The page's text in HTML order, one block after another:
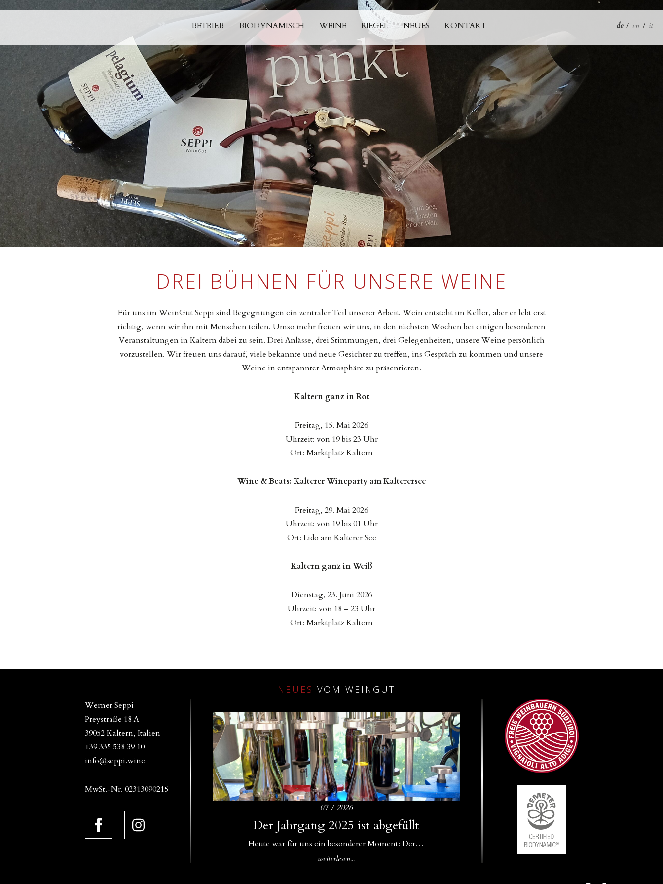
BETRIEB BIODYNAMISCH WEINE RIEGEL NEUES KONTAKT de / en / it
DREI BÜHNEN FÜR UNSERE WEINE
Für uns im WeinGut Seppi sind Begegnungen ein zentraler Teil unserer Arbeit. Wein entsteht im Keller, aber er lebt erst
richtig, wenn wir ihn mit Menschen teilen. Umso mehr freuen wir uns, in den nächsten Wochen bei einigen besonderen
Veranstaltungen in Kaltern dabei zu sein. Drei Anlässe, drei Stimmungen, drei Gelegenheiten, unsere Weine persönlich
vorzustellen. Wir freuen uns darauf, viele bekannte und neue Gesichter zu treffen, ins Gespräch zu kommen und unsere
Weine in entspannter Atmosphäre zu präsentieren.
Kaltern ganz in Rot
Freitag, 15. Mai 2026
Uhrzeit: von 19 bis 23 Uhr
Ort: Marktplatz Kaltern
Wine & Beats: Kalterer Wineparty am Kalterersee
Freitag, 29. Mai 2026
Uhrzeit: von 19 bis 01 Uhr
Ort: Lido am Kalterer See
Kaltern ganz in Weiß
Dienstag, 23. Juni 2026
Uhrzeit: von 18 – 23 Uhr
Ort: Marktplatz Kaltern
Werner Seppi
Preystraße 18 A
39052 Kaltern, Italien
+39 335 538 39 10
info@seppi.wine
MwSt.-Nr. 02313090215
NEUES VOM WEINGUT
07 / 2026
Der Jahrgang 2025 ist abgefüllt
Heute war für uns ein besonderer Moment: Der…
weiterlesen...
Amphoren als ideale Ergänzung zu
Betonfässern und Betoneiern
In unserem Keller gibt es Zuwachs: Neben unseren…
Drei Bühnen für unsere Weine
Für uns im WeinGut Seppi sind Begegnungen ein…
weiterlesen...